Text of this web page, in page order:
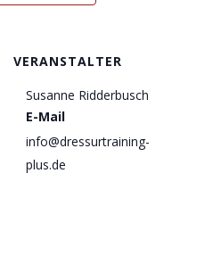
VERANSTALTER
Susanne Ridderbusch
E-Mail
info@dressurtraining-
plus.de